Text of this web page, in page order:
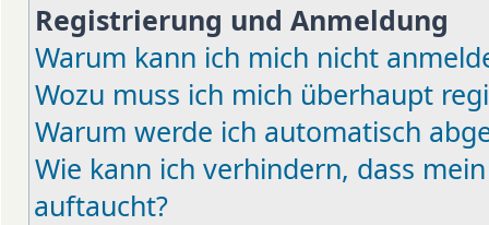
Registrierung und Anmeldung
Warum kann ich mich nicht
Wozu muss ich mich überhaupt
Warum werde ich automatisch
Wie kann ich verhindern, dass
auftaucht?